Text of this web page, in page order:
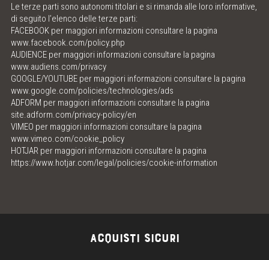
Le terze parti sono autonomi titolari e si rimanda alle loro informative,
di seguito l’elenco delle terze parti:
FACEBOOK per maggiori informazioni consultare la pagina
www.facebook.com/policy.php
AUDIENCE per maggiori informazioni consultare la pagina
www.audiens.com/privacy
GOOGLE/YOUTUBE per maggiori informazioni consultare la pagina
www.google.com/policies/technologies/ads
ADFORM per maggiori informazioni consultare la pagina
site.adform.com/privacy-policy/en
VIMEO per maggiori informazioni consultare la pagina
www.vimeo.com/cookie_policy
HOTJAR per maggiori informazioni consultare la pagina
https://www.hotjar.com/legal/policies/cookie-information
ACQUISTI SICURI